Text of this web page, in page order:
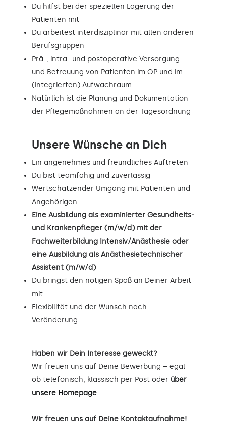
Du hilfst bei der speziellen Lagerung der
Patienten mit
Du arbeitest interdisziplinär mit allen anderen
Berufsgruppen
Prä-, intra- und postoperative Versorgung
und Betreuung von Patienten im OP und im
(integrierten) Aufwachraum
Natürlich ist die Planung und Dokumentation
der Pflegemaßnahmen an der Tagesordnung
Unsere Wünsche an Dich
Ein angenehmes und freundliches Auftreten
Du bist teamfähig und zuverlässig
Wertschätzender Umgang mit Patienten und
Angehörigen
Eine Ausbildung als examinierter Gesundheits-
und Krankenpfleger (m/w/d) mit der
Fachweiterbildung Intensiv/Anästhesie oder
eine Ausbildung als Anästhesietechnischer
Assistent (m/w/d)
Du bringst den nötigen Spaß an Deiner Arbeit
mit
Flexibilität und der Wunsch nach
Veränderung
Haben wir Dein Interesse geweckt?
Wir freuen uns auf Deine Bewerbung – egal
ob telefonisch, klassisch per Post oder über
unsere Homepage.
Wir freuen uns auf Deine Kontaktaufnahme!